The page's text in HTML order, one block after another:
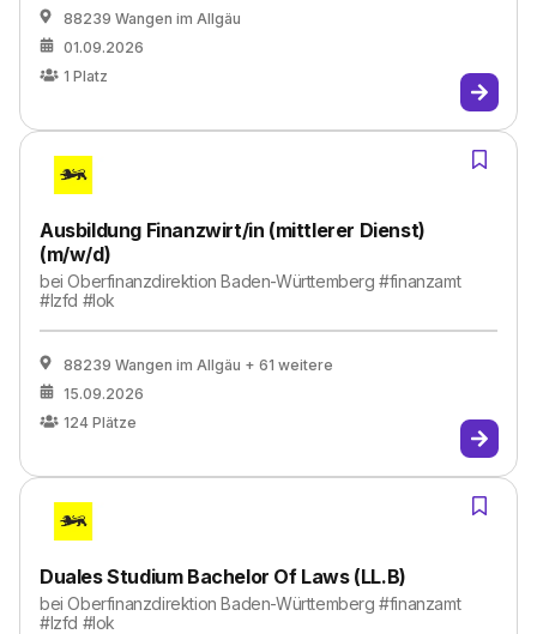
88239 Wangen im Allgäu
01.09.2026
1 Platz
Ausbildung Finanzwirt/in (mittlerer Dienst)
(m/w/d)
beiOberfinanzdirektion Baden-Württemberg #finanzamt
#lzfd #lok
88239 Wangen im Allgäu + 61 weitere
15.09.2026
124 Plätze
Duales Studium Bachelor Of Laws (LL.B)
beiOberfinanzdirektion Baden-Württemberg #finanzamt
#lzfd #lok